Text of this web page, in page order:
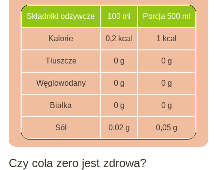
Składniki odżywcze 100 ml Porcja 500 ml
Kalorie 0,2 kcal 1 kcal
Tłuszcze 0 g 0 g
Węglowodany 0 g 0 g
Białka 0 g 0 g
Sól 0,02 g 0,05 g
Czy cola zero jest zdrowa?